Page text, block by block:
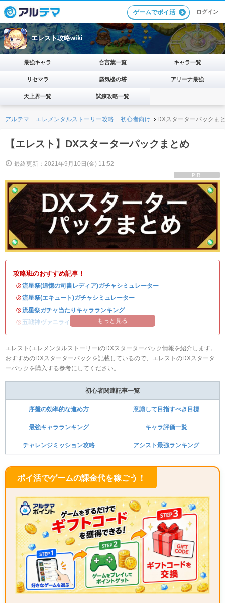
ゲームでポイ活 ログイン
エレスト攻略wiki
最強キャラ 合言葉一覧 キャラ一覧
リセマラ 蜃気楼の塔 アリーナ最強
天上界一覧 試練攻略一覧
アルテマ エレメンタルストーリー攻略 初心者向け DXスターターパックま
【エレスト】DXスターターパックまとめ
最終更新：2021年9月10日(金) 11:52
PR
攻略班のおすすめ記事！
・流星祭(追憶の司書レディア)ガチャシミュレーター
・流星祭(エキュート)ガチャシミュレーター
・流星祭ガチャ当たりキャラランキング
・ 五戦神ヴァニライベントまとめもっと見る
エレスト(エレメンタルストーリー)のDXスターターパック情報を紹介します。
おすすめのDXスターターパックを記載しているので、エレストのDXスタータ
ーパックを購入する参考にしてください。
初心者関連記事一覧
序盤の効率的な進め方 意識して目指すべき目標
最強キャラランキング キャラ評価一覧
チャレンジミッション攻略 アシスト最強ランキング
ポイ活でゲームの課金代を稼ごう！